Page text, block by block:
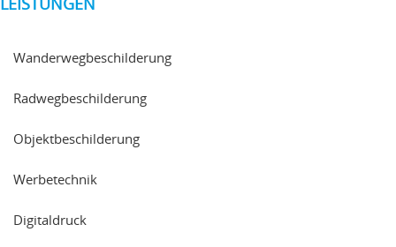
Wanderwegbeschilderung
Radwegbeschilderung
Objektbeschilderung
Werbetechnik
Digitaldruck